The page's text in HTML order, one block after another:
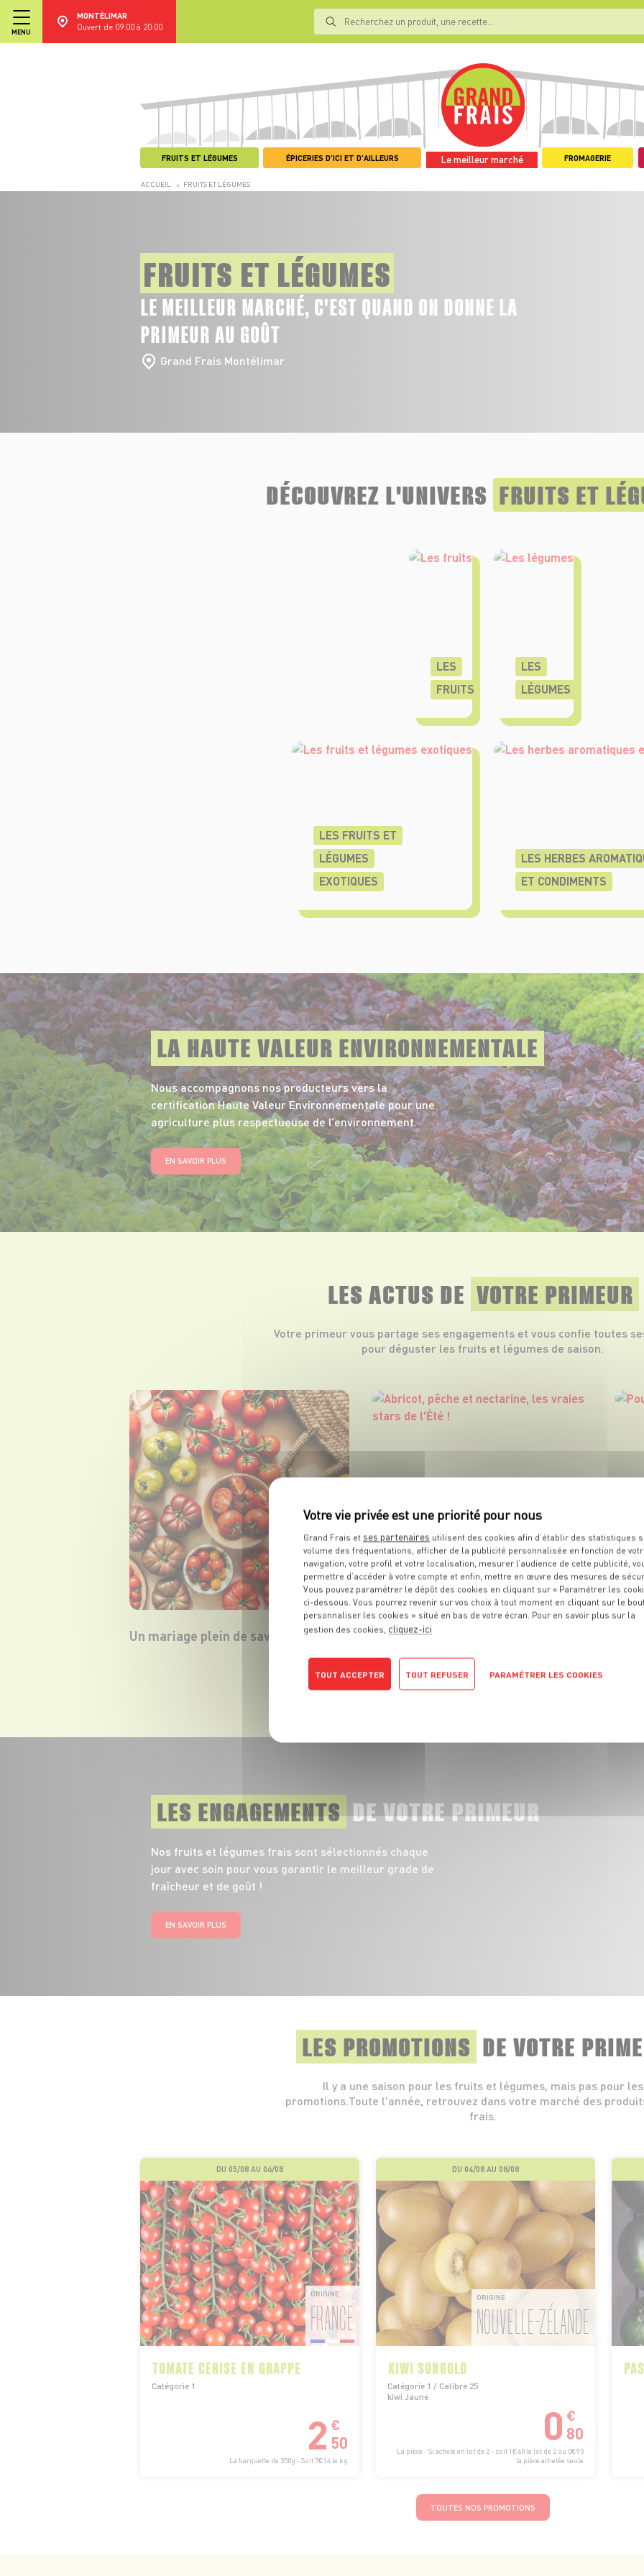
MENU
MONTÉLIMAR
Ouvert de 09:00 à 20:00
FRUITS ET LÉGUMES ÉPICERIES D'ICI ET D'AILLEURS Le meilleur marché FROMAGERIE
ACCUEIL > FRUITS ET LÉGUMES
FRUITS ET LÉGUMES
LE MEILLEUR MARCHÉ, C'EST QUAND ON DONNE LA
PRIMEUR AU GOÛT
Grand Frais Montélimar
DÉCOUVREZ L'UNIVERS FRUITS ET
LES
FRUITS
LES
LÉGUMES
LES FRUITS ET
LÉGUMES
EXOTIQUES
LES HERBES
ET CONDIMENTS
LA HAUTE VALEUR ENVIRONNEMENTALE
Nous accompagnons nos producteurs vers la
certification Haute Valeur Environnementale pour une
agriculture plus respectueuse de l’environnement.
EN SAVOIR PLUS
LES ACTUS DE VOTRE PRIMEUR
Votre primeur vous partage ses engagements et vous confie toutes
pour déguster les fruits et légumes de saison.
Un mariage plein de saveurs.
Abricot, pêche et nectarine, les
vraies stars de l'Été !
LES ENGAGEMENTSDE VOTRE PRIMEUR
Nos fruits et légumes frais sont sélectionnés chaque
jour avec soin pour vous garantir le meilleur grade de
fraîcheur et de goût !
EN SAVOIR PLUS
LES PROMOTIONS DE VOTRE
Il y a une saison pour les fruits et légumes, mais pas pour les
promotions.Toute l'année, retrouvez dans votre marché des
frais.
DU 05/08 AU 06/08
ORIGINE
FRANCE
TOMATE CERISE EN GRAPPE
Catégorie 1
2 €
50
La barquette de 350g - Soit 7€14 le kg
DU 04/08 AU 08/08
ORIGINE
NOUVELLE-ZÉLANDE
KIWI SUNGOLD
Catégorie 1 / Calibre 25
kiwi Jaune
0 €
80
La pièce - Si acheté en lot de 2 - soit 1€60 le lot de 2 ou 0€90
la pièce achetée seule
TOUTES NOS PROMOTIONS
Grand Frais et ses partenaires utilisent des cookies afin d’établir des statistiques
volume des fréquentations, afficher de la publicité personnalisée en fonction de
navigation, votre profil et votre localisation, mesurer l’audience de cette publicité,
permettre d’accéder à votre compte et enfin, mettre en œuvre des mesures de
Vous pouvez paramétrer le dépôt des cookies en cliquant sur « Paramétrer les
ci-dessous. Vous pourrez revenir sur vos choix à tout moment en cliquant sur le
personnaliser les cookies » situé en bas de votre écran. Pour en savoir plus sur la
gestion des cookies, cliquez-ici
TOUT ACCEPTER TOUT REFUSER PARAMÉTRER LES COOKIES